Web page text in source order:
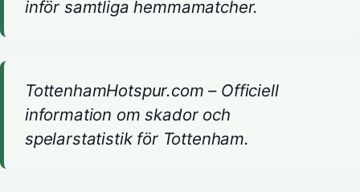
inför samtliga hemmamatcher.
TottenhamHotspur.com – Officiell
information om skador och
spelarstatistik för Tottenham.